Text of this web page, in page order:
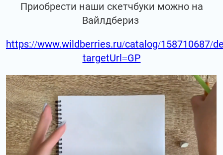
Приобрести наши скетчбуки можно на
Вайлдбериз
https://www.wildberries.ru/catalog/158710687/
targetUrl=GP